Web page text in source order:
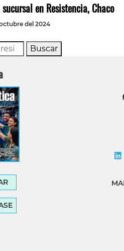
en Resistencia, Chaco
del 2024
Buscar